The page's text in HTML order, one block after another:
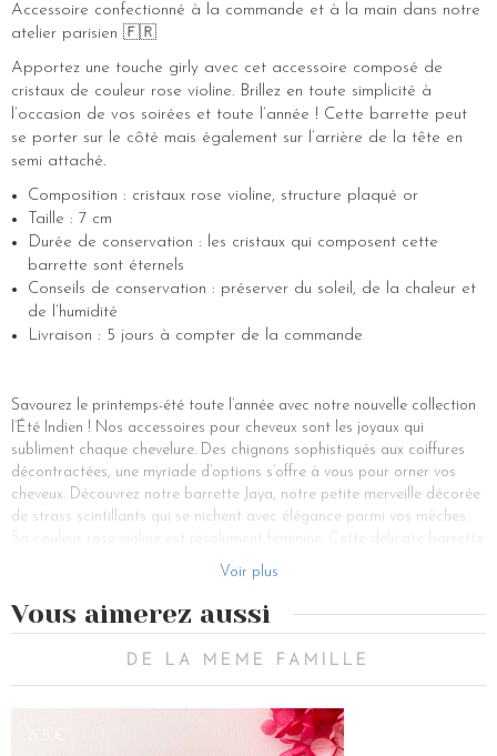
Accessoire confectionné à la commande et à la main dans notre
atelier parisien 🇫🇷
Apportez une touche girly avec cet accessoire composé de
cristaux de couleur rose violine. Brillez en toute simplicité à
l’occasion de vos soirées et toute l’année ! Cette barrette peut
se porter sur le côté mais également sur l’arrière de la tête en
semi attaché.
Composition : cristaux rose violine, structure plaqué or
Taille : 7 cm
Durée de conservation : les cristaux qui composent cette
barrette sont éternels
Conseils de conservation : préserver du soleil, de la chaleur et
de l’humidité
Livraison : 5 jours à compter de la commande
Savourez le printemps-été toute l’année avec notre nouvelle collection
l’Été Indien ! Nos accessoires pour cheveux sont les joyaux qui
subliment chaque chevelure. Des chignons sophistiqués aux coiffures
décontractées, une myriade d’options s’offre à vous pour orner vos
cheveux. Découvrez notre barrette Jaya, notre petite merveille décorée
de strass scintillants qui se nichent avec élégance parmi vos mèches.
ajoute une touche bohème à votre coiffure, tandis que des queues de
cheval maintenues par des élastiques deviennent des déclarations de
style.
Que vous ayez des cheveux longs ou courts, fins ou épais, chaque
accessoire est conçu pour s’adapter à votre style unique. La barrette
Jaya ajoutera une touche glamour. Que vous préfériez des clips à
paillettes pour une soirée brillante ou des barrettes fleuries pour une
touche de sophistication, chaque accessoire raconte une histoire
unique. Pour celles aux cheveux longs, glissez la barrette à cheveux
Voir plus
Vous aimerez aussi
DE LA MEME FAMILLE
65€